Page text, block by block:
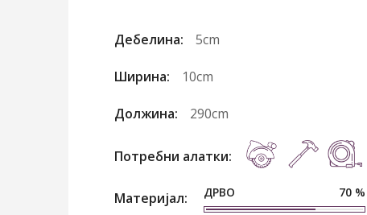
Дебелина: 5cm
Ширина: 10cm
Должина: 290cm
Потребни алатки:
Материјал: ДРВО 70 %